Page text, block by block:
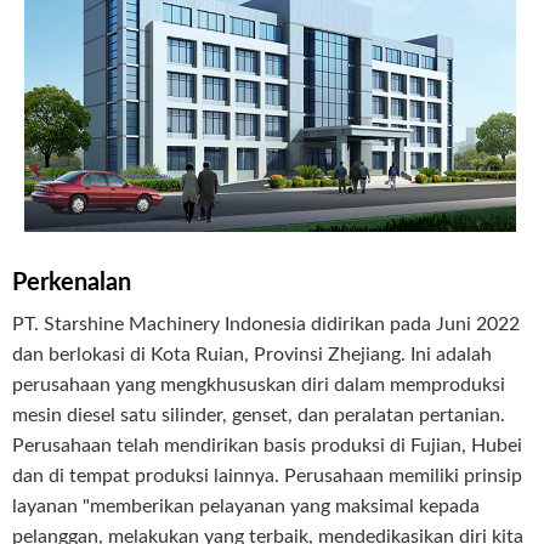
Perkenalan
PT. Starshine Machinery Indonesia didirikan pada Juni 2022
dan berlokasi di Kota Ruian, Provinsi Zhejiang. Ini adalah
perusahaan yang mengkhususkan diri dalam memproduksi
mesin diesel satu silinder, genset, dan peralatan pertanian.
Perusahaan telah mendirikan basis produksi di Fujian, Hubei
dan di tempat produksi lainnya. Perusahaan memiliki prinsip
layanan "memberikan pelayanan yang maksimal kepada
pelanggan, melakukan yang terbaik, mendedikasikan diri kita